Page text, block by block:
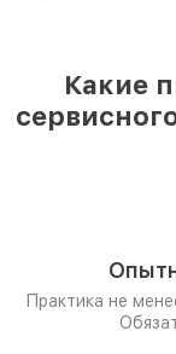
Какие
Практика не